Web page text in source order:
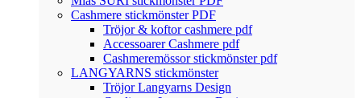
Cashmere stickmönster PDF
Tröjor & koftor cashmere pdf
Accessoarer Cashmere pdf
Cashmeremössor stickmönster pdf
LANGYARNS stickmönster
Tröjor Langyarns Design